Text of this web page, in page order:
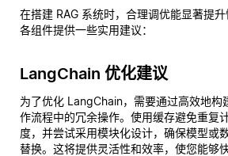
在搭建 RAG 系统时，合理调优能显著提
各组件提供一些实用建议：
LangChain 优化建议
为了优化 LangChain，需要通过高效地构
作流程中的冗余操作。使用缓存避免重复
度，并尝试采用模块化设计，确保模型或
替换。这将提供灵活性和效率，使您能够